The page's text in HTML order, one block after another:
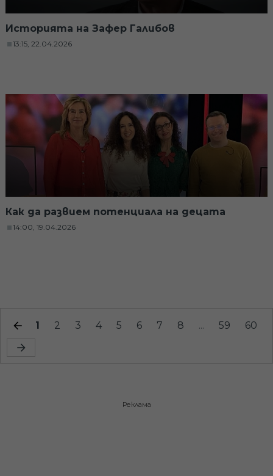
Историята на Зафер Галибов
13:15, 22.04.2026
Как да развием потенциала на децата
14:00, 19.04.2026
1 2 3 4 5 6 7 8 ... 59 60
Реклама